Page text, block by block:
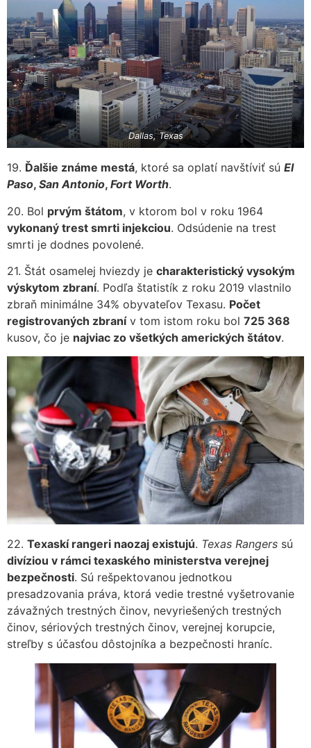
Dallas, Texas
19. Ďalšie známe mestá, ktoré sa oplatí navštíviť sú El
Paso, San Antonio, Fort Worth.
20. Bol prvým štátom, v ktorom bol v roku 1964
vykonaný trest smrti injekciou. Odsúdenie na trest
smrti je dodnes povolené.
21. Štát osamelej hviezdy je charakteristický vysokým
výskytom zbraní. Podľa štatistík z roku 2019 vlastnilo
zbraň minimálne 34% obyvateľov Texasu. Počet
registrovaných zbranív tom istom roku bol 725 368
kusov, čo je najviac zo všetkých amerických štátov.
22. Texaskí rangeri naozaj existujú. Texas Rangers sú
divíziou v rámci texaského ministerstva verejnej
bezpečnosti. Sú rešpektovanou jednotkou
presadzovania práva, ktorá vedie trestné vyšetrovanie
závažných trestných činov, nevyriešených trestných
činov, sériových trestných činov, verejnej korupcie,
streľby s účasťou dôstojníka a bezpečnosti hraníc.